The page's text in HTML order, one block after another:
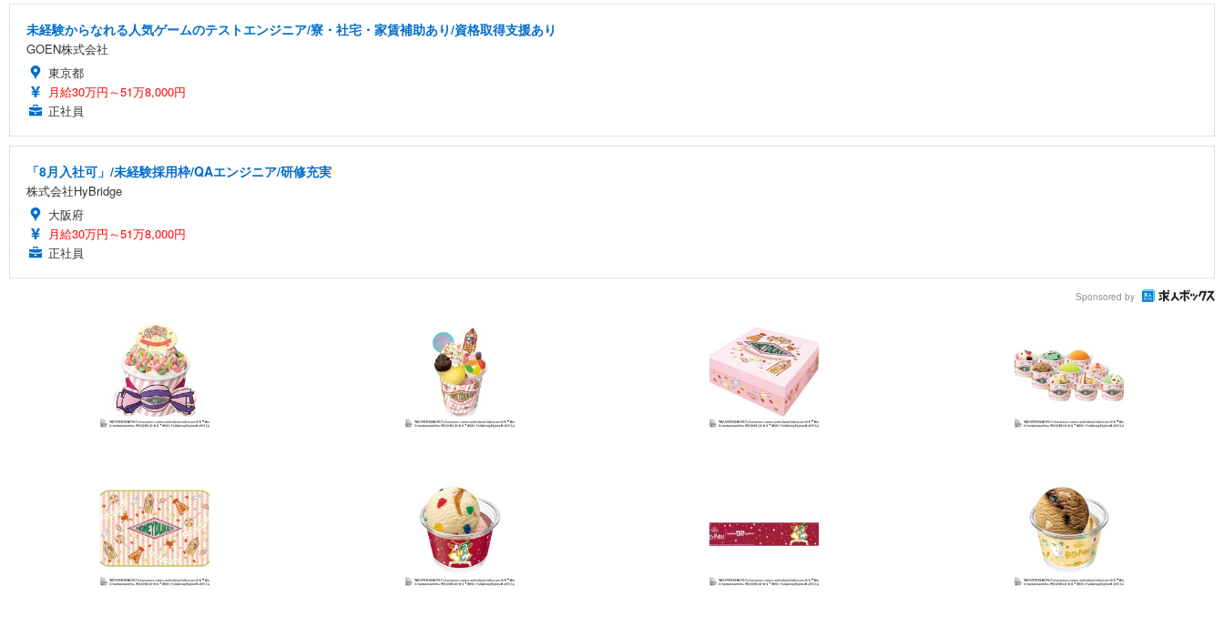
未経験からなれる人気ゲームのテストエンジニア/寮・社宅・家賃補助あり/資格取得支援あり
GOEN株式会社
東京都
月給30万円～51万8,000円
正社員
「8月入社可」/未経験採用枠/QAエンジニア/研修充実
株式会社HyBridge
大阪府
月給30万円～51万8,000円
正社員
Sponsored by